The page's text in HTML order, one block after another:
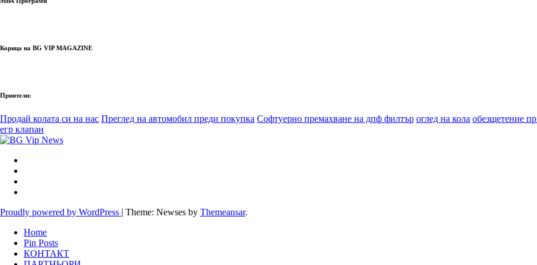
Корица на BG VIP MAGAZINE
Приятели:
Продай колата си на нас Преглед на автомобил преди покупка Софтуерно премахване на дпф филтър оглед на кола обезщетение
егр клапан
Proudly powered by WordPress | Theme: Newses by Themeansar.
Home
Pin Posts
КОНТАКТ